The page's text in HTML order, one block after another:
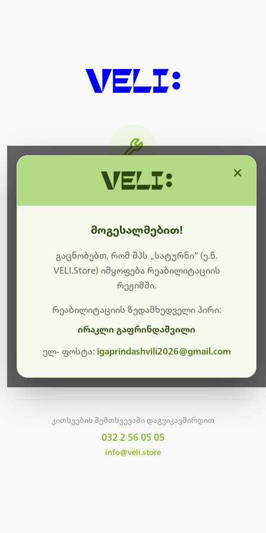
ბოდიშს გიხდით შეფერხებისთვის. ამჟამად
მიმდინარეობს საიტის განახლება და ტექნიკური
სამუშაოები.
მალე ისევ ხელმისაწვდომი იქნება. გმადლობთ
კითხვების შემთხვევაში დაგვიკავშირდით
032 2 56 05 05
info@veli.store
მოგესალმებით!
გაცნობებთ, რომ შპს „სატურნი“ (ე.წ.
VELI.Store) იმყოფება რეაბილიტაციის
რეჟიმში.
რეაბილიტაციის ზედამხედველი პირი:
ირაკლი გაფრინდაშვილი
ელ- ფოსტა: igaprindashvili2026@gmail.com
×